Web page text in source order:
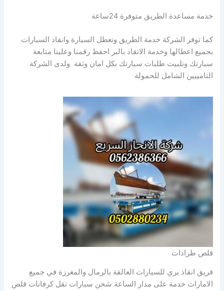
خدمة مساعدة الطريق متوفرة 24ساعة
كما توفر الشركة خدمة الطريق وتعطل السيارة وانقاذ السيارات
بجميع اعطالها وخدمة الانقاذ بالبر احفظ رقمنا وعلينا متابعة
سيارتك وتلبيت طلبات سيارتك بكل امان وثقة ولدى الشركة
التامييين الشامل للحمولة
قلص طرادات
فريق انقاذ بري للسيارات العالقة بالرمال والمغرزة في جميع
الامارات خدمة على مدار الساعة شحن سيارات نقل كرفانات قلص